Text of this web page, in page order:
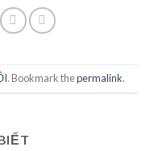
. Bookmark thepermalink.